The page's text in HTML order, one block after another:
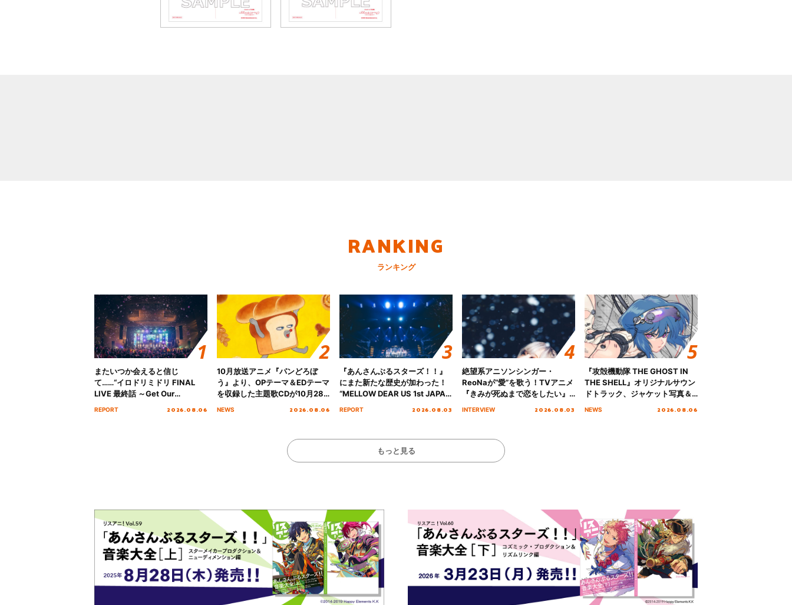
RANKING
ランキング
またいつか会えると信じ
て……“イロドリミドリ FINAL
LIVE 最終話 ～Get Our
REPORT 2026.08.06
10月放送アニメ『パンどろぼ
う』より、OPテーマ＆EDテーマ
を収録した主題歌CDが10月28
NEWS 2026.08.06
『あんさんぶるスターズ！！』
にまた新たな歴史が加わった！
“MELLOW DEAR US 1st JAPAN
!!」Dear 横浜BUNTAI”をレポー
REPORT 2026.08.03
絶望系アニソンシンガー・
ReoNaが“愛”を歌う！TVアニメ
『きみが死ぬまで恋をしたい』
INTERVIEW 2026.08.03
『攻殻機動隊 THE GHOST IN
THE SHELL』オリジナルサウン
ドトラック、ジャケット写真＆
NEWS 2026.08.06
もっと見る